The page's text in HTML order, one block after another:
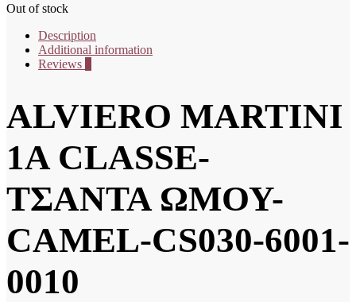
Out of stock
Description
Additional information
Reviews
ALVIERO MARTINI
1A CLASSE-
ΤΣΑΝΤΑ ΩΜΟΥ-
CAMEL-CS030-6001-
0010